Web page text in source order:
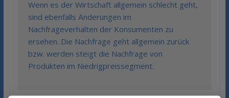
Wenn es der Wirtschaft allgemein schlecht geht,
sind ebenfalls Änderungen im
Nachfrageverhalten der Konsumenten zu
ersehen. Die Nachfrage geht allgemein zurück
bzw. werden steigt die Nachfrage von
Produkten im Niedrigpreissegment.